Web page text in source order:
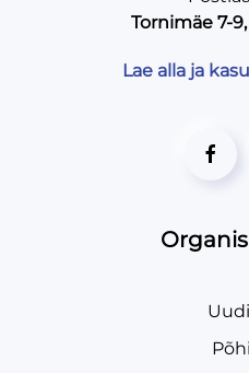
Tornimäe 7-
Lae alla ja